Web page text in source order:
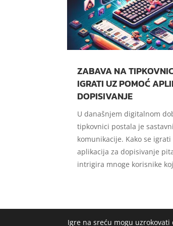
ZABAVA NA
IGRATI UZ POMOĆ
DOPISIVANJE
U današnjem digitalnom
tipkovnici postala je
komunikacije. Kako se igrati
aplikacija za dopisivanje
intrigira mnoge korisnike
Igre na sreću mogu